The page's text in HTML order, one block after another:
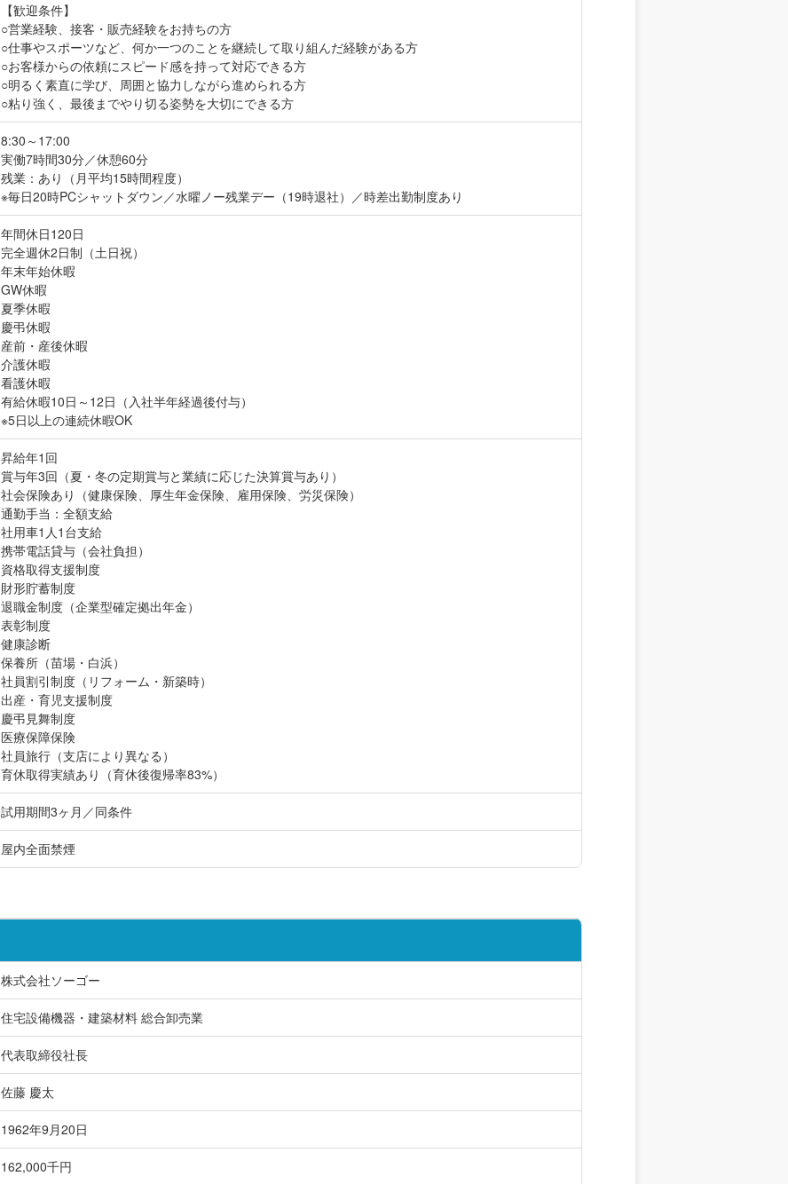
【歓迎条件】
○営業経験、接客・販売経験をお持ちの方
○仕事やスポーツなど、何か一つのことを継続して取り組んだ経験がある方
○お客様からの依頼にスピード感を持って対応できる方
○明るく素直に学び、周囲と協力しながら進められる方
○粘り強く、最後までやり切る姿勢を大切にできる方
8:30～17:00
実働7時間30分／休憩60分
残業：あり（月平均15時間程度）
※毎日20時PCシャットダウン／水曜ノー残業デー（19時退社）／時差出勤制度あり
年間休日120日
完全週休2日制（土日祝）
年末年始休暇
GW休暇
夏季休暇
慶弔休暇
産前・産後休暇
介護休暇
看護休暇
有給休暇10日～12日（入社半年経過後付与）
※5日以上の連続休暇OK
昇給年1回
賞与年3回（夏・冬の定期賞与と業績に応じた決算賞与あり）
社会保険あり（健康保険、厚生年金保険、雇用保険、労災保険）
通勤手当：全額支給
社用車1人1台支給
携帯電話貸与（会社負担）
資格取得支援制度
財形貯蓄制度
退職金制度（企業型確定拠出年金）
表彰制度
健康診断
保養所（苗場・白浜）
社員割引制度（リフォーム・新築時）
出産・育児支援制度
慶弔見舞制度
医療保障保険
社員旅行（支店により異なる）
育休取得実績あり（育休後復帰率83%）
試用期間3ヶ月／同条件
屋内全面禁煙
株式会社ソーゴー
住宅設備機器・建築材料 総合卸売業
代表取締役社長
佐藤 慶太
1962年9月20日
162,000千円